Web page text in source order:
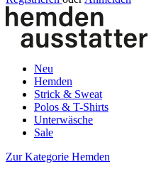
Neu
Hemden
Strick & Sweat
Polos & T-Shirts
Unterwäsche
Sale
Zur Kategorie Hemden